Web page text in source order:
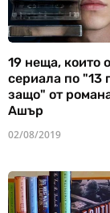
19 неща, които
сериала по "13
защо" от
Ашър
02/08/2019